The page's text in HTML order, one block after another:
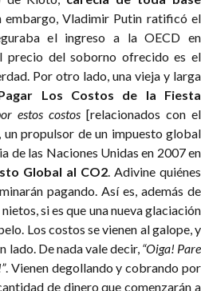
embargo, Vladimir Putin ratificó el
el ingreso a la OECD en
precio del soborno ofrecido es el
Por otro lado, una vieja y larga
Los Costos de la Fiesta
estos costos [relacionados con el
un propulsor de un impuesto global
de las Naciones Unidas en 2007 en
Global al CO2. Adivine quiénes
pagando. Así es, además de
si es que una nueva glaciación
Los costos se vienen al galope, y
lado. De nada vale decir, “Oiga! Pare
. Vienen degollando y cobrando por
de dinero que comenzarán a